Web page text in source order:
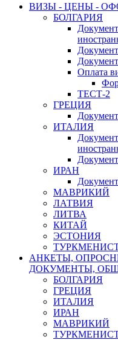
ВИЗЫ - ЦЕНЫ -
БОЛГАРИЯ
Оплата
ТЕСТ-2
ГРЕЦИЯ
ИТАЛИЯ
ИРАН
МАВРИКИЙ
ЛАТВИЯ
ЛИТВА
КИТАЙ
ЭСТОНИЯ
АНКЕТЫ,
ДОКУМЕНТЫ,
БОЛГАРИЯ
ГРЕЦИЯ
ИТАЛИЯ
ИРАН
МАВРИКИЙ